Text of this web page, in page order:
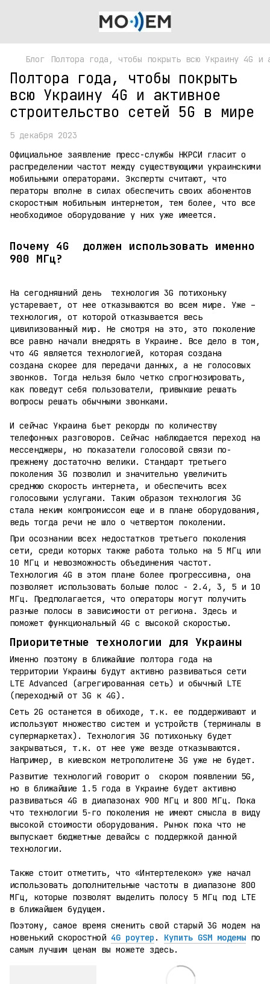
Блог Полтора года, чтобы покрыть всю Украину 4G и
Полтора года, чтобы покрыть
всю Украину 4G и активное
строительство сетей 5G в мире
5 декабря 2023
Официальное заявление пресс-службы НКРСИ гласит о
распределении частот между существующими украинскими
мобильными операторами. Эксперты считают, что
ператоры вполне в силах обеспечить своих абонентов
скоростным мобильным интернетом, тем более, что все
необходимое оборудование у них уже имеется.
Почему 4G должен использовать именно
900 МГц?
На сегодняшний день технология 3G потихоньку
устаревает, от нее отказываются во всем мире. Уже –
технология, от которой отказывается весь
цивилизованный мир. Не смотря на это, это поколение
все равно начали внедрять в Украине. Все дело в том,
что 4G являетcя технологией, которая создана
создана скорее для передачи данных, а не голосовых
звонков. Тогда нельзя было четко спрогнозировать,
как поведут себя пользователи, привыкшие решать
вопросы решать обычными звонками.
И сейчас Украина бьет рекорды по количеству
телефонных разговоров. Сейчас наблюдается переход на
мессенджеры, но показатели голосовой связи по-
прежнему достаточно велики. Стандарт третьего
поколения 3G позволил и значительно увеличить
среднюю скорость интернета, и обеспечить всех
голосовыми услугами. Таким образом технология 3G
стала неким компромиссом еще и в плане оборудования,
ведь тогда речи не шло о четвертом поколении.
При осознании всех недостатков третьего поколения
сети, среди которых также работа только на 5 МГц или
10 МГц и невозможность объединения частот.
Технология 4G в этом плане более прогрессивна, она
позволяет использовать больше полос - 2.4, 3, 5 и 10
МГц. Предполагается, что операторы могут получить
разные полосы в зависимости от региона. Здесь и
поможет функциональный 4G с высокой скоростью.
Приоритетные технологии для Украины
Именно поэтому в ближайшие полтора года на
территории Украины будут активно развиваться сети
LTE Advanced (агрегированная сеть) и обычный LTE
(переходный от 3G к 4G).
Сеть 2G останется в обиходе, т.к. ее поддерживают и
используют множество систем и устройств (терминалы в
супермаркетах). Технология 3G потихоньку будет
закрываться, т.к. от нее уже везде отказываются.
Например, в киевском метрополитене 3G уже не будет.
Развитие технологий говорит о скором появлении 5G,
но в ближайшие 1.5 года в Украине будет активно
развиваться 4G в диапазонах 900 МГц и 800 МГц. Пока
что технологии 5-го поколения не имеют смысла в виду
высокой стоимости оборудования. Рынок пока что не
выпускает бюджетные девайсы с поддержкой данной
технологии.
Также стоит отметить, что «Интертелеком» уже начал
использовать дополнительные частоты в диапазоне 800
МГц, которые позволят выделить полосу 5 МГц под LTE
в ближайшем будущем.
Поэтому, самое время сменить свой старый 3G модем на
новенький скоростной 4G роутер . Купить GSM модемы по
самым лучшим ценам вы можете здесь.